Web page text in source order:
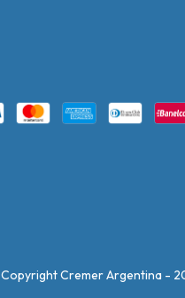
Copyright Cremer Argentina -